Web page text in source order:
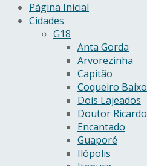
Página Inicial
Cidades
G18
Anta Gorda
Arvorezinha
Capitão
Coqueiro Baixo
Dois Lajeados
Doutor Ricardo
Encantado
Guaporé
Ilópolis